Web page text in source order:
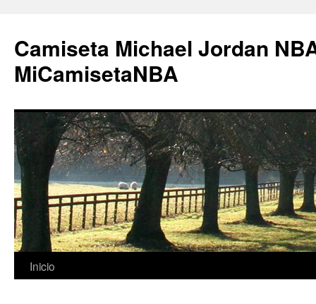
Camiseta Michael Jordan
MiCamisetaNBA
Saltar
Inicio